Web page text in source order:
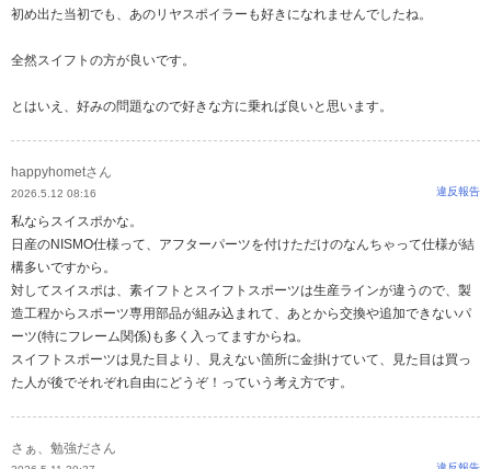
初め出た当初でも、あのリヤスポイラーも好きになれませんでしたね。
全然スイフトの方が良いです。
とはいえ、好みの問題なので好きな方に乗れば良いと思います。
happyhometさん
2026.5.12 08:16 違反報告
私ならスイスポかな。
日産のNISMO仕様って、アフターパーツを付けただけのなんちゃって仕様が結
構多いですから。
対してスイスポは、素イフトとスイフトスポーツは生産ラインが違うので、製
造工程からスポーツ専用部品が組み込まれて、あとから交換や追加できないパ
ーツ(特にフレーム関係)も多く入ってますからね。
スイフトスポーツは見た目より、見えない箇所に金掛けていて、見た目は買っ
た人が後でそれぞれ自由にどうぞ！っていう考え方です。
さぁ、勉強ださん